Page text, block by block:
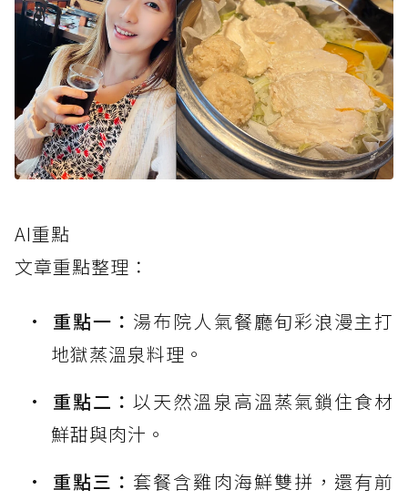
AI重點
文章重點整理：
重點一： 湯布院人氣餐廳旬彩浪漫主打
地獄蒸溫泉料理。
重點二：以天然溫泉高溫蒸氣鎖住食材
鮮甜與肉汁。
重點三： 套餐含雞肉海鮮雙拼，還有前